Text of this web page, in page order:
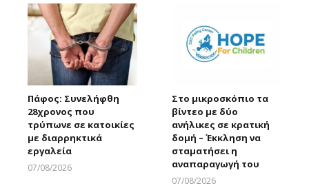
Πάφος: Συνελήφθη
28χρονος που
τρύπωνε σε κατοικίες
με διαρρηκτικά
εργαλεία
07/08/2026
Στο μικροσκόπιο τα
βίντεο με δύο
ανήλικες σε κρατική
δομή – Έκκληση να
σταματήσει η
αναπαραγωγή του
07/08/2026